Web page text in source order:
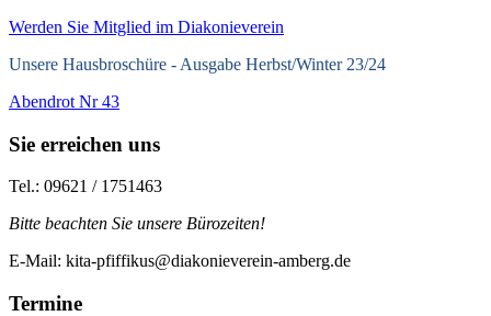
Werden Sie Mitglied im Diakonieverein
Unsere Hausbroschüre - Ausgabe Herbst/Winter 23/24
Abendrot Nr 43
Sie erreichen uns
Tel.: 09621 / 1751463
Bitte beachten Sie unsere Bürozeiten!
E-Mail: kita-pfiffikus@diakonieverein-amberg.de
Termine